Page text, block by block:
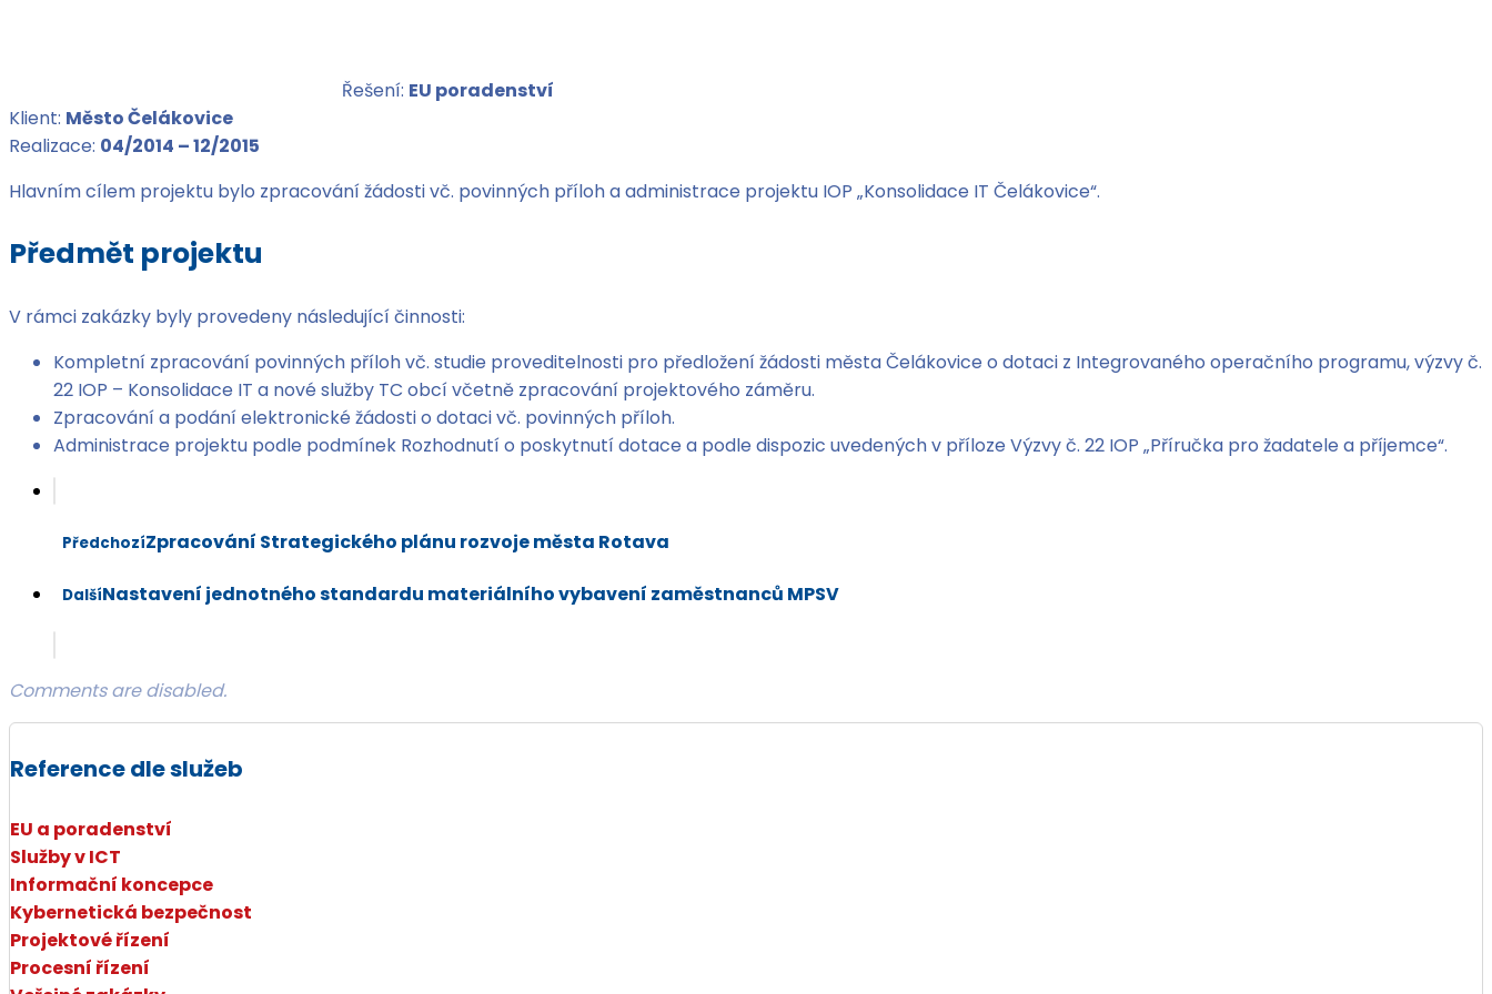
Řešení: EU poradenství
Klient: Město Čelákovice
Realizace: 04/2014 – 12/2015
Hlavním cílem projektu bylo zpracování žádosti vč. povinných příloh a administrace projektu IOP „Konsolidace IT Čelákovice“.
Předmět projektu
V rámci zakázky byly provedeny následující činnosti:
Kompletní zpracování povinných příloh vč. studie proveditelnosti pro předložení žádosti města Čelákovice o dotaci z Integrovaného operačního programu, výzvy č.
22 IOP – Konsolidace IT a nové služby TC obcí včetně zpracování projektového záměru.
Zpracování a podání elektronické žádosti o dotaci vč. povinných příloh.
Administrace projektu podle podmínek Rozhodnutí o poskytnutí dotace a podle dispozic uvedených v příloze Výzvy č. 22 IOP „Příručka pro žadatele a příjemce“.
PředchozíZpracování Strategického plánu rozvoje města Rotava
DalšíNastavení jednotného standardu materiálního vybavení zaměstnanců MPSV
Comments are disabled.
Reference dle služeb
EU a poradenství
Služby v ICT
Informační koncepce
Kybernetická bezpečnost
Projektové řízení
Procesní řízení